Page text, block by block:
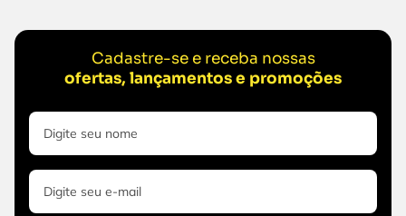
Cadastre-se e receba nossas
ofertas, lançamentos e promoções